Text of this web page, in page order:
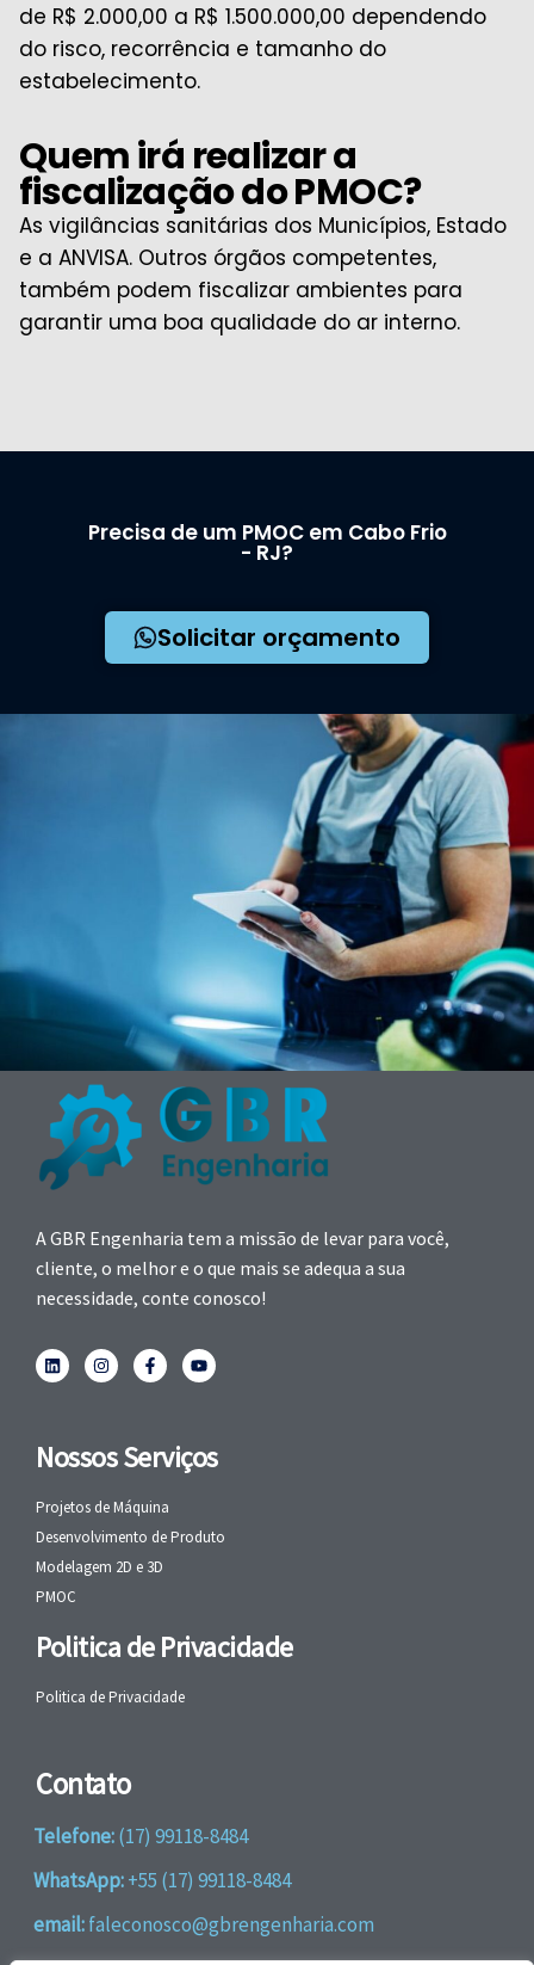
de R$ 2.000,00 a R$ 1.500.000,00 dependendo
do risco, recorrência e tamanho do
estabelecimento.
Quem irá realizar a
fiscalização do PMOC?
As vigilâncias sanitárias dos Municípios, Estado
e a ANVISA. Outros órgãos competentes,
também podem fiscalizar ambientes para
garantir uma boa qualidade do ar interno.
Precisa de um PMOC em Cabo Frio
- RJ?
Solicitar orçamento
A GBR Engenharia tem a missão de levar para você,
cliente, o melhor e o que mais se adequa a sua
necessidade, conte conosco!
Nossos Serviços
Projetos de Máquina
Desenvolvimento de Produto
Modelagem 2D e 3D
PMOC
Politica de Privacidade
Politica de Privacidade
Contato
Telefone:(17) 99118-8484
WhatsApp:+55 (17) 99118-8484
email:faleconosco@gbrengenharia.com